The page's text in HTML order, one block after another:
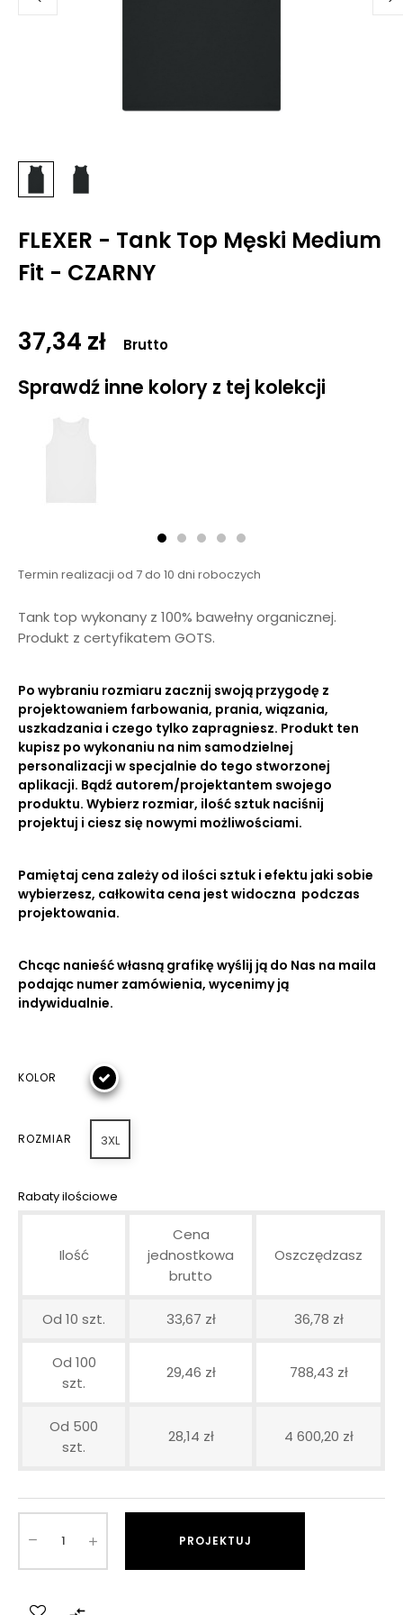
FLEXER - Tank Top Męski Medium
Fit - CZARNY
37,34 zł Brutto
Sprawdź inne kolory z tej kolekcji
Termin realizacji od 7 do 10 dni roboczych
Tank top wykonany z 100% bawełny organicznej.
Produkt z certyfikatem GOTS.
Po wybraniu rozmiaru zacznij swoją przygodę z
projektowaniem farbowania, prania, wiązania,
uszkadzania i czego tylko zapragniesz. Produkt ten
kupisz po wykonaniu na nim samodzielnej
personalizacji w specjalnie do tego stworzonej
aplikacji. Bądź autorem/projektantem swojego
produktu. Wybierz rozmiar, ilość sztuk naciśnij
projektuj i ciesz się nowymi możliwościami.
Pamiętaj cena zależy od ilości sztuk i efektu jaki sobie
wybierzesz, całkowita cena jest widoczna podczas
projektowania.
Chcąc nanieść własną grafikę wyślij ją do Nas na maila
podając numer zamówienia, wycenimy ją
indywidualnie.
KOLOR
ROZMIAR 3XL
Rabaty ilościowe
Ilość
Cena
jednostkowa
brutto
Oszczędzasz
Od 10 szt. 33,67 zł 36,78 zł
Od 100
szt.
29,46 zł 788,43 zł
Od 500
szt.
28,14 zł 4 600,20 zł
PROJEKTUJ